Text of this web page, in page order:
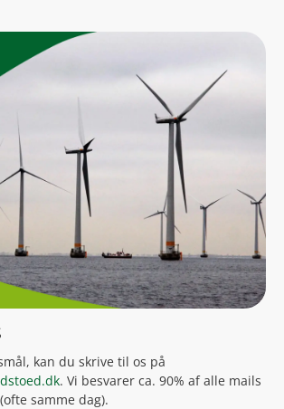
kan du skrive til os på
. Vi besvarer ca. 90% af alle mails
samme dag).